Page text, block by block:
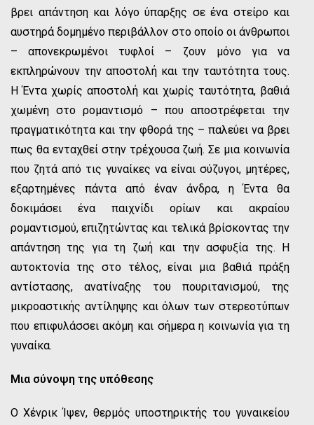
βρει απάντηση και λόγο ύπαρξης σε ένα στείρο και
αυστηρά δομημένο περιβάλλον στο οποίο οι άνθρωποι
– απονεκρωμένοι τυφλοί – ζουν μόνο για να
εκπληρώνουν την αποστολή και την ταυτότητα τους.
Η Έντα χωρίς αποστολή και χωρίς ταυτότητα, βαθιά
χωμένη στο ρομαντισμό – που αποστρέφεται την
πραγματικότητα και την φθορά της – παλεύει να βρει
πως θα ενταχθεί στην τρέχουσα ζωή. Σε μια κοινωνία
που ζητά από τις γυναίκες να είναι σύζυγοι, μητέρες,
εξαρτημένες πάντα από έναν άνδρα, η Έντα θα
δοκιμάσει ένα παιχνίδι ορίων και ακραίου
ρομαντισμού, επιζητώντας και τελικά βρίσκοντας την
απάντηση της για τη ζωή και την ασφυξία της. Η
αυτοκτονία της στο τέλος, είναι μια βαθιά πράξη
αντίστασης, ανατίναξης του πουριτανισμού, της
μικροαστικής αντίληψης και όλων των στερεοτύπων
που επιφυλάσσει ακόμη και σήμερα η κοινωνία για τη
γυναίκα.
Μια σύνοψη της υπόθεσης
Ο Χένρικ Ίψεν, θερμός υποστηρικτής του γυναικείου